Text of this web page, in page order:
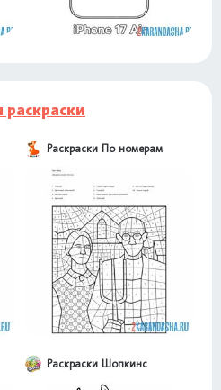
Раскраски По номерам
Раскраски Шопкинс